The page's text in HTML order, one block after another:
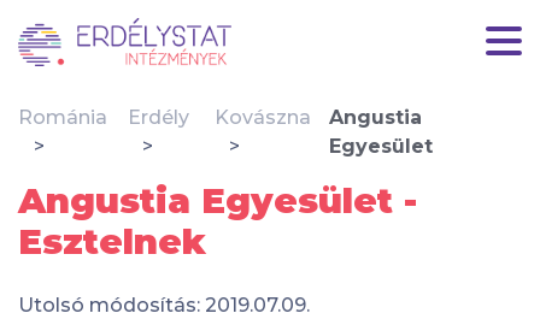
Románia Erdély Kovászna
Angustia
Egyesület
Angustia Egyesület -
Esztelnek
Utolsó módosítás: 2019.07.09.